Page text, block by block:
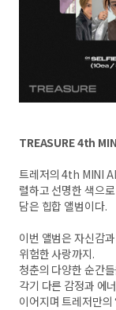
TREASURE 4th
트레저의 4th MINI
렬하고 선명한 색으
담은 힙합 앨범이다.
이번 앨범은 자신감
위험한 사랑까지.
청춘의 다양한 순간
각기 다른 감정과 에
이어지며 트레저만의